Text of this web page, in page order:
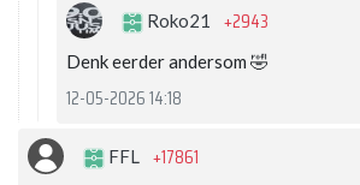
Roko21 +2943
Denk eerder andersom 🤣
12-05-2026 14:18
FFL +17861